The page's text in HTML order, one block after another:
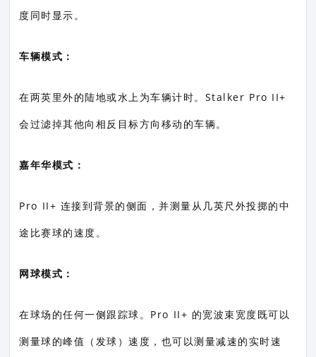
度同时显示。
车辆模式：
在两英里外的陆地或水上为车辆计时。Stalker Pro II+
会过滤掉其他向相反目标方向移动的车辆。
嘉年华模式：
Pro II+ 连接到背景的侧面，并测量从几英尺外投掷的中
途比赛球的速度。
网球模式：
在球场的任何一侧跟踪球。Pro II+ 的宽波束宽度既可以
测量球的峰值（发球）速度，也可以测量减速的实时速